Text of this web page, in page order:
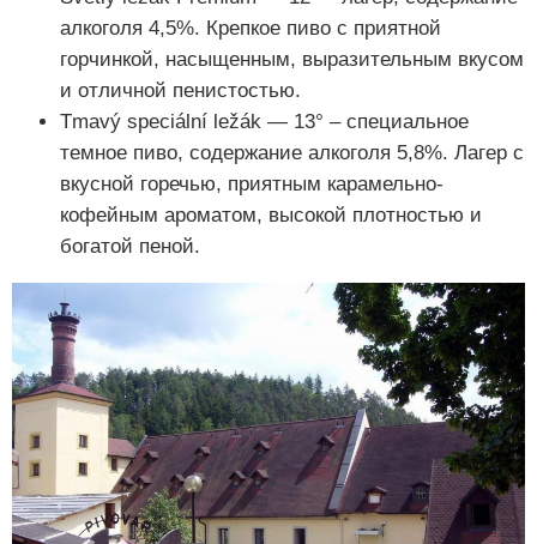
алкоголя 4,5%. Крепкое пиво с приятной
горчинкой, насыщенным, выразительным вкусом
и отличной пенистостью.
Tmavý speciální ležák — 13° – специальное
темное пиво, содержание алкоголя 5,8%. Лагер с
вкусной горечью, приятным карамельно-
кофейным ароматом, высокой плотностью и
богатой пеной.